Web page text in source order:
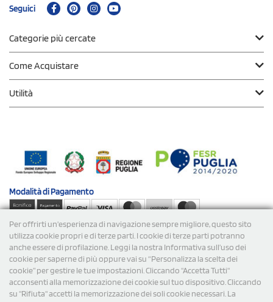
Per offrirti un'esperienza di navigazione sempre migliore, questo sito
utilizza cookie propri e di terze parti. I cookie di terze parti potranno
anche essere di profilazione. Leggi la nostra Informativa sull’uso dei
cookie per saperne di più oppure vai su “Personalizza la scelta dei
cookie” per gestire le tue impostazioni. Cliccando "Accetta Tutti"
acconsenti alla memorizzazione dei cookie sul tuo dispositivo. Cliccando
su "Rifiuta" accetti la memorizzazione dei soli cookie necessari. La
Seguici
Categorie più cercate
Come Acquistare
Utilità
Modalità diPagamento
Spedizioni